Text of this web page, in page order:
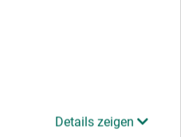
Details zeigen
reicht schon ein